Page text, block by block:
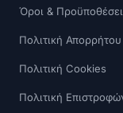
Όροι &
Πολιτική Απορρήτου
Πολιτική Cookies
Πολιτική